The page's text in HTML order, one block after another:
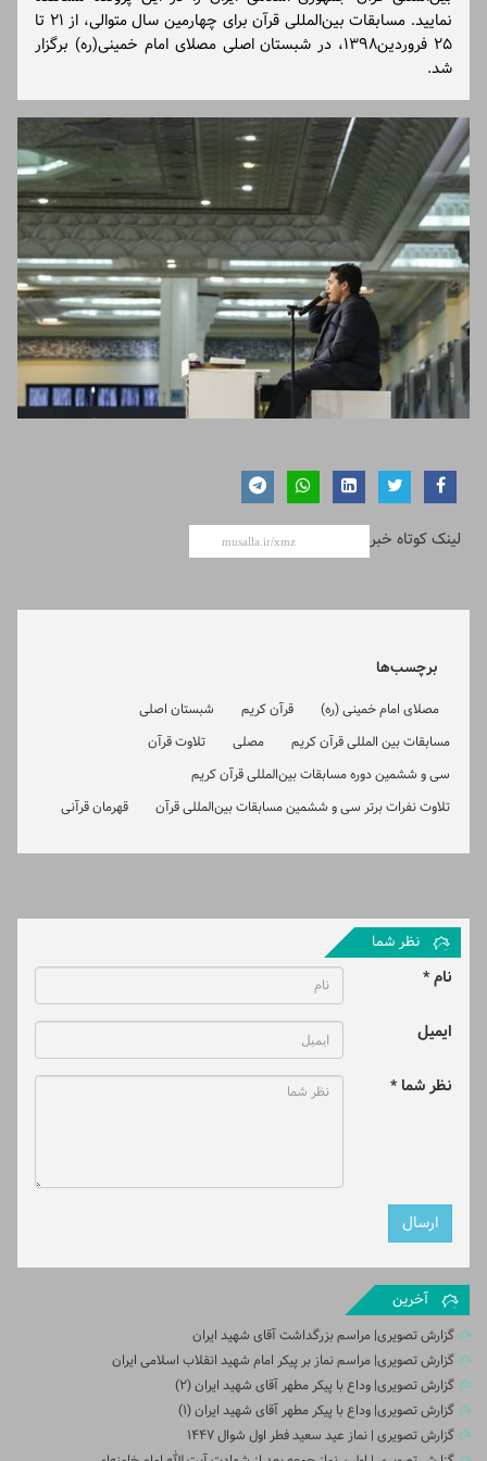
نمایید. مسابقات بین‌المللی قرآن برای چهارمین سال متوالی، از ۲۱ تا
۲۵ فروردین۱۳۹۸، در شبستان اصلی مصلای امام خمینی(ره) برگزار
شد.
لینک کوتاه خبر
برچسب‌ها
مصلای امام خمینی (ره) قرآن کریم
شبستان اصلی
مسابقات بین المللی قرآن کریم
مصلی
تلاوت قرآن
سی و ششمین دوره مسابقات بین‌المللی قرآن کریم
تلاوت نفرات برتر سی و ششمین مسابقات بین‌المللی قرآن
قهرمان قرآنی
نظر شما
نام *
ایمیل
نظر شما *
آخرین
گزارش تصویری| مراسم بزرگداشت آقای شهید ایران
گزارش تصویری| مراسم نماز بر پیکر امام شهید انقلاب اسلامی ایران
گزارش تصویری| وداع با پیکر مطهر آقای شهید ایران (2)
گزارش تصویری| وداع با پیکر مطهر آقای شهید ایران (1)
گزارش تصویری | نماز عید سعید فطر اول شوال ۱۴۴۷